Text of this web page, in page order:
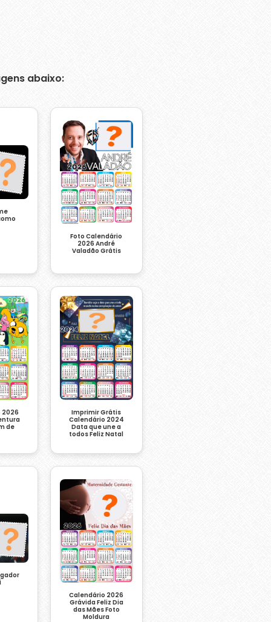
abaixo:
Foto Calendário
2026 André
Valadão Grátis
2026
de
Imprimir Grátis
Calendário 2024
Data que une a
todos Feliz Natal
Calendário 2026
Grávida Feliz Dia
das Mães Foto
Moldura